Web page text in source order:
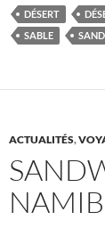
DÉSERT
SABLE
ACTUALITÉS,